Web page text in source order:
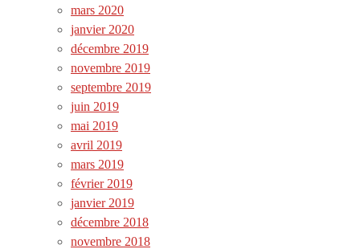
mars 2020
janvier 2020
décembre 2019
novembre 2019
septembre 2019
juin 2019
mai 2019
avril 2019
mars 2019
février 2019
janvier 2019
décembre 2018
novembre 2018